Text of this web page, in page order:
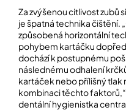
Za zvýšenou citlivost zubů
je špatná technika čištění.
způsobená horizontální
pohybem kartáčku
dochází k postupnému
následnému odhalení
kartáček nebo přílišný tlak
kombinaci těchto
dentální hygienistka